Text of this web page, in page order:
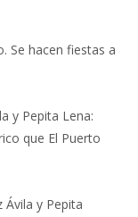
Se hacen fiestas a
y Pepita Lena:
que El Puerto
Ávila y Pepita